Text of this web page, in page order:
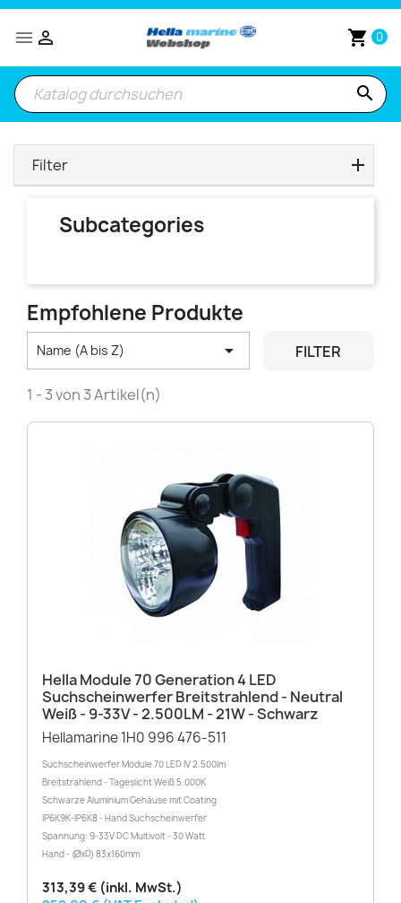
 shopping_cart 0

search
Filter
Subcategories
Empfohlene Produkte
Name (A bis Z)  FILTER
1 - 3 von 3 Artikel(n)
Hella Module 70 Generation 4 LED
Suchscheinwerfer Breitstrahlend - Neutral
Weiß - 9-33V - 2.500LM - 21W - Schwarz
Hellamarine 1H0 996 476-511
Suchscheinwerfer Module 70 LED IV 2.500lm
Breitstrahlend - Tageslicht Weiß 5.000K
Schwarze Aluminium Gehäuse mit Coating
IP6K9K-IP6K8 - Hand Suchscheinwerfer
Spannung: 9-33V DC Multivolt - 30 Watt
Hand - (ØxD) 83x160mm
313,39 € (inkl. MwSt.)